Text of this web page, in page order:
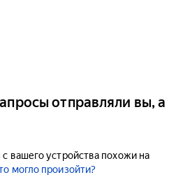
отправляли вы, а
вашего устройства похожи на
могло произойти?